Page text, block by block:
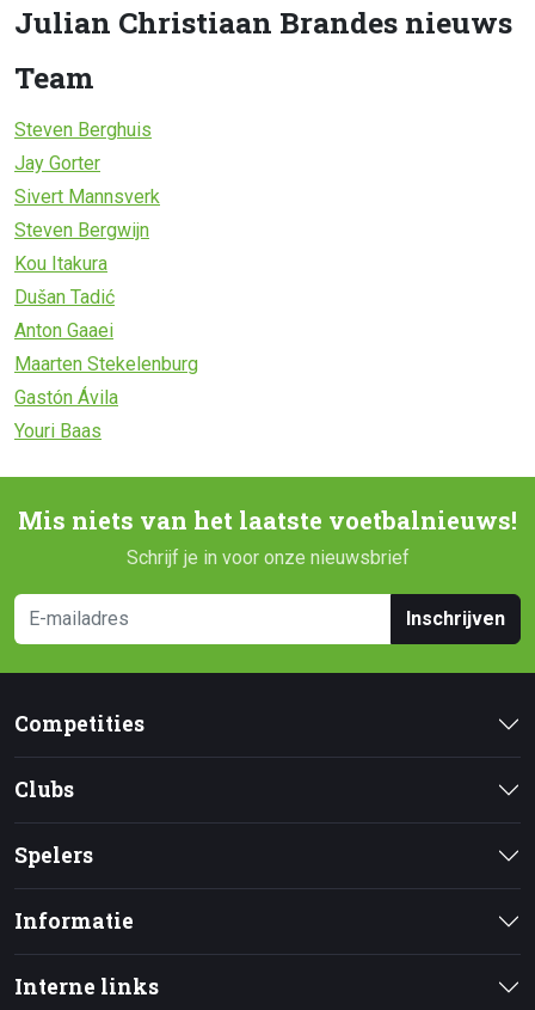
Julian Christiaan Brandes nieuws
Team
Steven Berghuis
Jay Gorter
Sivert Mannsverk
Steven Bergwijn
Kou Itakura
Dušan Tadić
Anton Gaaei
Maarten Stekelenburg
Gastón Ávila
Youri Baas
Mis niets van het laatste voetbalnieuws!
Schrijf je in voor onze nieuwsbrief
Inschrijven
Competities
Clubs
Spelers
Informatie
Interne links